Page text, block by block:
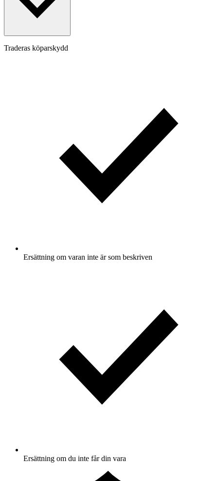
Traderas köparskydd
Ersättning om varan inte är som beskriven
Ersättning om du inte får din vara